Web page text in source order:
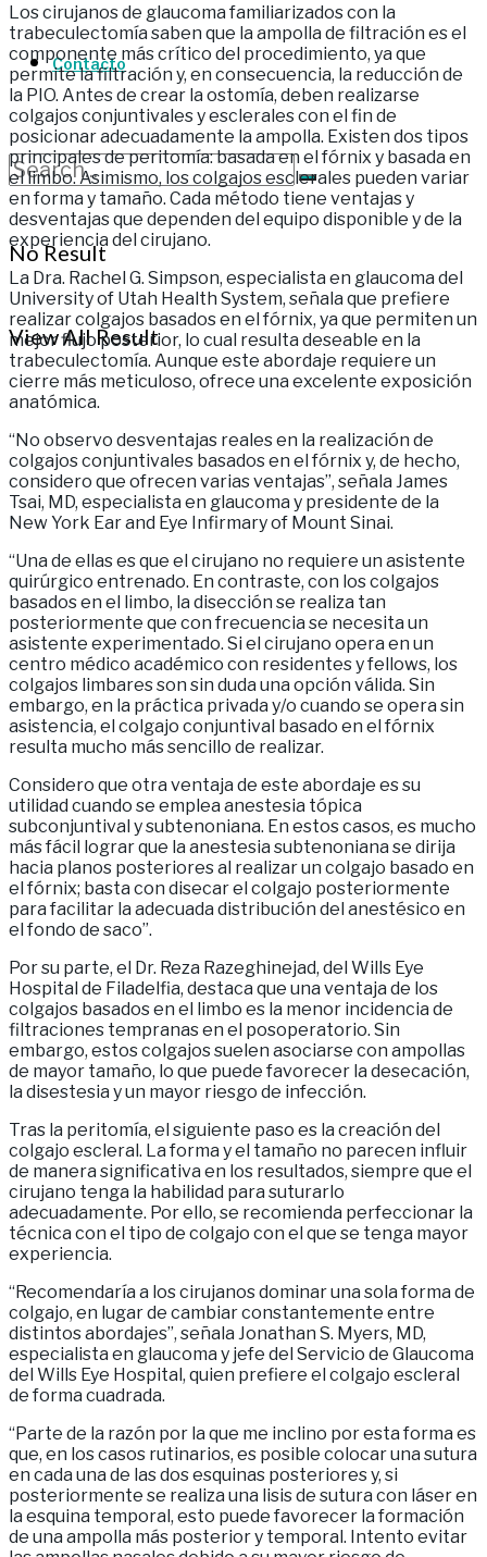
Contacto
No Result
View All Result
Los cirujanos de glaucoma familiarizados con la
trabeculectomía saben que la ampolla de filtración es el
componente más crítico del procedimiento, ya que
permite la filtración y, en consecuencia, la reducción de
la PIO. Antes de crear la ostomía, deben realizarse
colgajos conjuntivales y esclerales con el fin de
posicionar adecuadamente la ampolla. Existen dos tipos
principales de peritomía: basada en el fórnix y basada en
el limbo. Asimismo, los colgajos esclerales pueden variar
en forma y tamaño. Cada método tiene ventajas y
desventajas que dependen del equipo disponible y de la
experiencia del cirujano.
La Dra. Rachel G. Simpson, especialista en glaucoma del
University of Utah Health System, señala que prefiere
realizar colgajos basados en el fórnix, ya que permiten un
mejor flujo posterior, lo cual resulta deseable en la
trabeculectomía. Aunque este abordaje requiere un
cierre más meticuloso, ofrece una excelente exposición
anatómica.
“No observo desventajas reales en la realización de
colgajos conjuntivales basados en el fórnix y, de hecho,
considero que ofrecen varias ventajas”, señala James
Tsai, MD, especialista en glaucoma y presidente de la
New York Ear and Eye Infirmary of Mount Sinai.
“Una de ellas es que el cirujano no requiere un asistente
quirúrgico entrenado. En contraste, con los colgajos
basados en el limbo, la disección se realiza tan
posteriormente que con frecuencia se necesita un
asistente experimentado. Si el cirujano opera en un
centro médico académico con residentes y fellows, los
colgajos limbares son sin duda una opción válida. Sin
embargo, en la práctica privada y/o cuando se opera sin
asistencia, el colgajo conjuntival basado en el fórnix
resulta mucho más sencillo de realizar.
Considero que otra ventaja de este abordaje es su
utilidad cuando se emplea anestesia tópica
subconjuntival y subtenoniana. En estos casos, es mucho
más fácil lograr que la anestesia subtenoniana se dirija
hacia planos posteriores al realizar un colgajo basado en
el fórnix; basta con disecar el colgajo posteriormente
para facilitar la adecuada distribución del anestésico en
el fondo de saco”.
Por su parte, el Dr. Reza Razeghinejad, del Wills Eye
Hospital de Filadelfia, destaca que una ventaja de los
colgajos basados en el limbo es la menor incidencia de
filtraciones tempranas en el posoperatorio. Sin
embargo, estos colgajos suelen asociarse con ampollas
de mayor tamaño, lo que puede favorecer la desecación,
la disestesia y un mayor riesgo de infección.
Tras la peritomía, el siguiente paso es la creación del
colgajo escleral. La forma y el tamaño no parecen influir
de manera significativa en los resultados, siempre que el
cirujano tenga la habilidad para suturarlo
adecuadamente. Por ello, se recomienda perfeccionar la
técnica con el tipo de colgajo con el que se tenga mayor
experiencia.
“Recomendaría a los cirujanos dominar una sola forma de
colgajo, en lugar de cambiar constantemente entre
distintos abordajes”, señala Jonathan S. Myers, MD,
especialista en glaucoma y jefe del Servicio de Glaucoma
del Wills Eye Hospital, quien prefiere el colgajo escleral
de forma cuadrada.
“Parte de la razón por la que me inclino por esta forma es
que, en los casos rutinarios, es posible colocar una sutura
en cada una de las dos esquinas posteriores y, si
posteriormente se realiza una lisis de sutura con láser en
la esquina temporal, esto puede favorecer la formación
de una ampolla más posterior y temporal. Intento evitar